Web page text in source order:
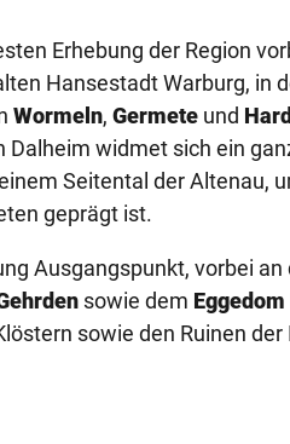
Erhebung der Region
Hansestadt Warburg, in
Wormeln, Germete und
Dalheim widmet sich ein
Seitental der Altenau,
geprägt ist.
Ausgangspunkt, vorbei an
sowie dem
sowie den Ruinen der